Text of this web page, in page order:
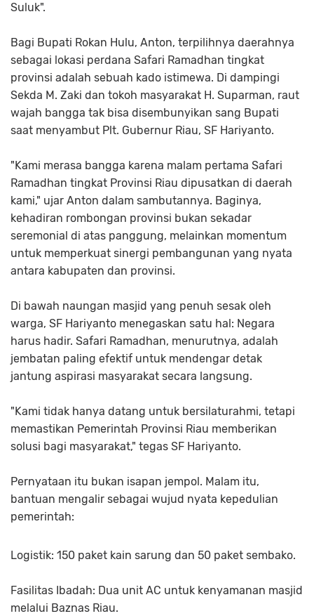
Suluk".
​Bagi Bupati Rokan Hulu, Anton, terpilihnya daerahnya
sebagai lokasi perdana Safari Ramadhan tingkat
provinsi adalah sebuah kado istimewa. Di dampingi
Sekda M. Zaki dan tokoh masyarakat H. Suparman, raut
wajah bangga tak bisa disembunyikan sang Bupati
saat menyambut Plt. Gubernur Riau, SF Hariyanto.
​"Kami merasa bangga karena malam pertama Safari
Ramadhan tingkat Provinsi Riau dipusatkan di daerah
kami," ujar Anton dalam sambutannya. Baginya,
kehadiran rombongan provinsi bukan sekadar
seremonial di atas panggung, melainkan momentum
untuk memperkuat sinergi pembangunan yang nyata
antara kabupaten dan provinsi.
​Di bawah naungan masjid yang penuh sesak oleh
warga, SF Hariyanto menegaskan satu hal: Negara
harus hadir. Safari Ramadhan, menurutnya, adalah
jembatan paling efektif untuk mendengar detak
jantung aspirasi masyarakat secara langsung.
​"Kami tidak hanya datang untuk bersilaturahmi, tetapi
memastikan Pemerintah Provinsi Riau memberikan
solusi bagi masyarakat," tegas SF Hariyanto.
​Pernyataan itu bukan isapan jempol. Malam itu,
bantuan mengalir sebagai wujud nyata kepedulian
pemerintah:
​Logistik: 150 paket kain sarung dan 50 paket sembako.
​Fasilitas Ibadah: Dua unit AC untuk kenyamanan masjid
melalui Baznas Riau.